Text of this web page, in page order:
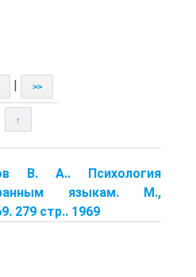
>>
↑
В. А.. Психология
языкам. М.,
279 стр.. 1969